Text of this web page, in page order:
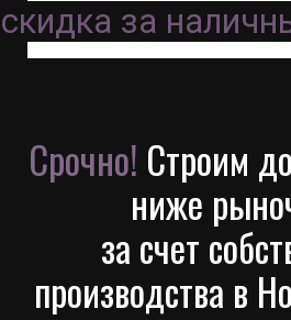
за
Срочно! Строим
ниже
за счет
производства в